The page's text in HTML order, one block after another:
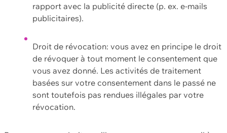
rapport avec la publicité directe (p. ex. e-mails
publicitaires).
Droit de révocation: vous avez en principe le droit
de révoquer à tout moment le consentement que
vous avez donné. Les activités de traitement
basées sur votre consentement dans le passé ne
sont toutefois pas rendues illégales par votre
révocation.